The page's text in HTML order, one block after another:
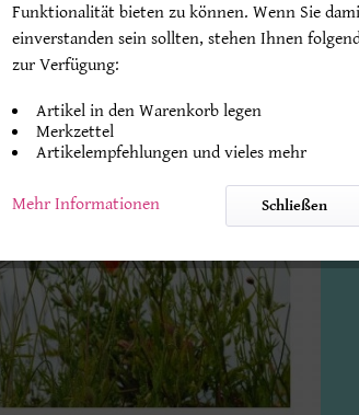
Funktionalität bieten zu können. Wenn Sie
einverstanden sein sollten, stehen Ihnen
zur Verfügung:
Artikel in den Warenkorb legen
Merkzettel
Artikelempfehlungen und vieles mehr
Mehr Informationen Schließen